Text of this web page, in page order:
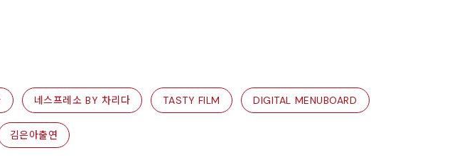
네스프레소 BY 차리다 TASTY FILM DIGITAL MENUBOARD
김은아출연